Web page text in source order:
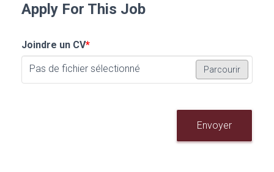
Apply For This Job
Joindre un CV*
Pas de fichier sélectionné Parcourir
Envoyer